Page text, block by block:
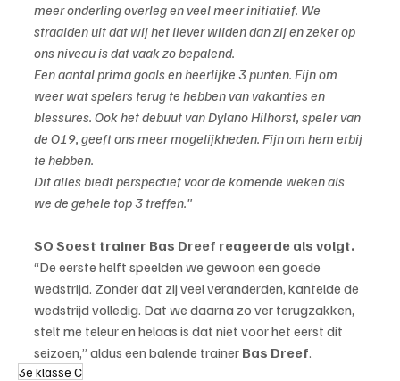
meer onderling overleg en veel meer initiatief. We
straalden uit dat wij het liever wilden dan zij en zeker op
ons niveau is dat vaak zo bepalend.
Een aantal prima goals en heerlijke 3 punten. Fijn om
weer wat spelers terug te hebben van vakanties en
blessures. Ook het debuut van Dylano Hilhorst, speler van
de O19, geeft ons meer mogelijkheden. Fijn om hem erbij
te hebben.
Dit alles biedt perspectief voor de komende weken als
we de gehele top 3 treffen."
SO Soest trainer Bas Dreef reageerde als volgt.
“De eerste helft speelden we gewoon een goede
wedstrijd. Zonder dat zij veel veranderden, kantelde de
wedstrijd volledig. Dat we daarna zo ver terugzakken,
stelt me teleur en helaas is dat niet voor het eerst dit
seizoen,” aldus een balende trainer Bas Dreef.
3e klasse C